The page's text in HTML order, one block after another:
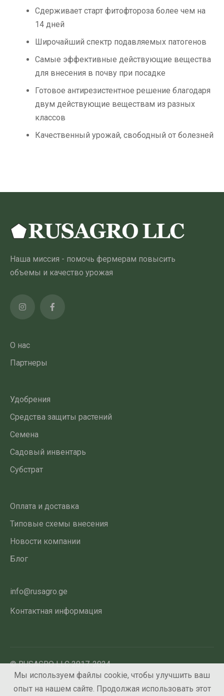
Сдерживает старт фитофтороза более чем на
14 дней
Широчайший спектр подавляемых патогенов
Самые эффективные действующие вещества
для внесения в почву при посадке
Готовое антирезистентное решение благодаря
двум действующие веществам из разных
классов
Качественный урожай, свободный от болезней
Наша миссия - помочь фермерам повысить
объемы и качество урожая
О нас
Партнеры
Удобрения
Средства защиты растений
Семена
Садовый инвентарь
Субстрат
Оплата и доставка
Типовые схемы внесения
Новости компании
Блог
info@rusagro.ge
Контактная информация
© RUSAGRO LLC 2017-2024
Мы используем файлы cookie, чтобы улучшить ваш
опыт на нашем сайте. Продолжая использовать этот